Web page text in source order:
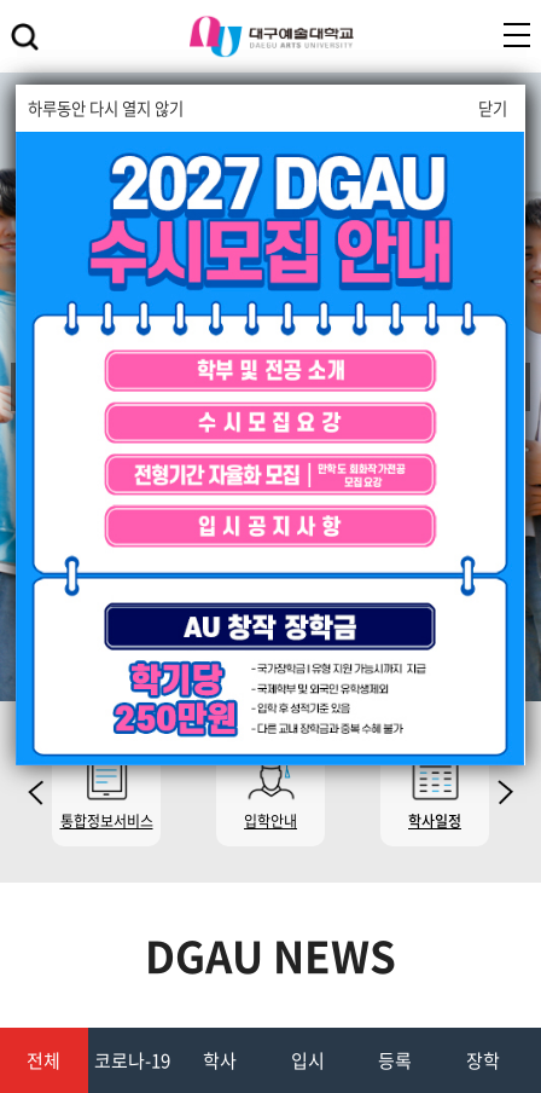
하루동안 다시 열지 않기 닫기
하루동안 다시 열지 않기 닫기
통합정보서비스 입학안내 학사일정
DGAU NEWS
전체 코로나-19 학사 입시 등록 장학